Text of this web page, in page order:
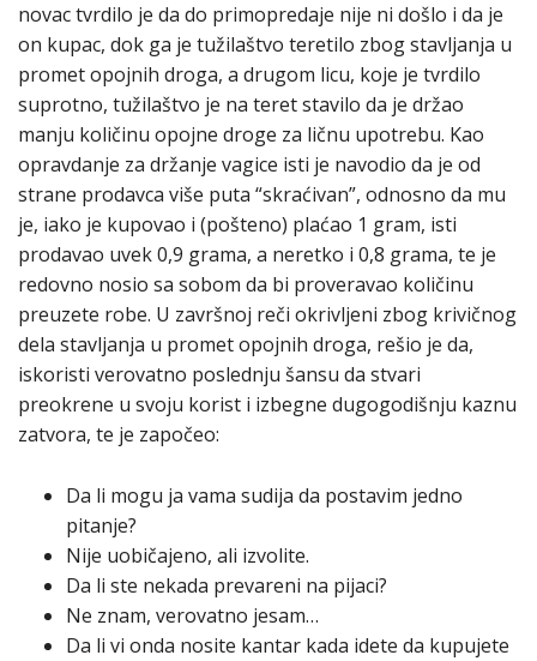
novac tvrdilo je da do primopredaje nije ni došlo i da je
on kupac, dok ga je tužilaštvo teretilo zbog stavljanja u
promet opojnih droga, a drugom licu, koje je tvrdilo
suprotno, tužilaštvo je na teret stavilo da je držao
manju količinu opojne droge za ličnu upotrebu. Kao
opravdanje za držanje vagice isti je navodio da je od
strane prodavca više puta “skraćivan”, odnosno da mu
je, iako je kupovao i (pošteno) plaćao 1 gram, isti
prodavao uvek 0,9 grama, a neretko i 0,8 grama, te je
redovno nosio sa sobom da bi proveravao količinu
preuzete robe. U završnoj reči okrivljeni zbog krivičnog
dela stavljanja u promet opojnih droga, rešio je da,
iskoristi verovatno poslednju šansu da stvari
preokrene u svoju korist i izbegne dugogodišnju kaznu
zatvora, te je započeo:
Da li mogu ja vama sudija da postavim jedno
pitanje?
Nije uobičajeno, ali izvolite.
Da li ste nekada prevareni na pijaci?
Ne znam, verovatno jesam…
Da li vi onda nosite kantar kada idete da kupujete